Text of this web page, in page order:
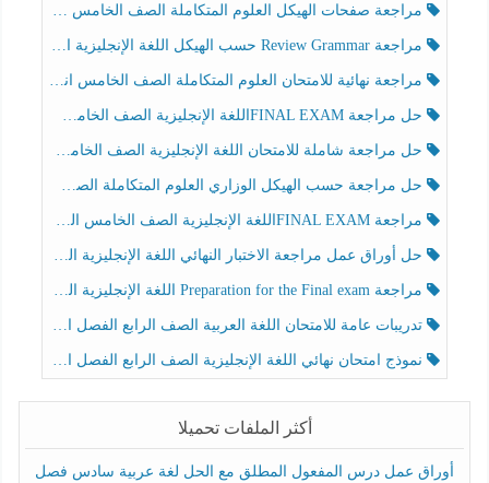
مراجعة صفحات الهيكل العلوم المتكاملة الصف الخامس انسبير الفصل الثالث
مراجعة Review Grammar حسب الهيكل اللغة الإنجليزية الصف الخامس الفصل الثالث
مراجعة نهائية للامتحان العلوم المتكاملة الصف الخامس انسبير الفصل الثالث
حل مراجعة FINAL EXAMاللغة الإنجليزية الصف الخامس الفصل الثالث
حل مراجعة شاملة للامتحان اللغة الإنجليزية الصف الخامس الفصل الثالث
حل مراجعة حسب الهيكل الوزاري العلوم المتكاملة الصف الخامس عام الفصل الثالث
مراجعة FINAL EXAMاللغة الإنجليزية الصف الخامس الفصل الثالث
حل أوراق عمل مراجعة الاختبار النهائي اللغة الإنجليزية الصف الرابع الفصل الثالث
مراجعة Preparation for the Final exam اللغة الإنجليزية الصف الرابع الفصل الثالث
تدريبات عامة للامتحان اللغة العربية الصف الرابع الفصل الثالث
نموذج امتحان نهائي اللغة الإنجليزية الصف الرابع الفصل الثالث
أكثر الملفات تحميلا
أوراق عمل درس المفعول المطلق مع الحل لغة عربية سادس فصل